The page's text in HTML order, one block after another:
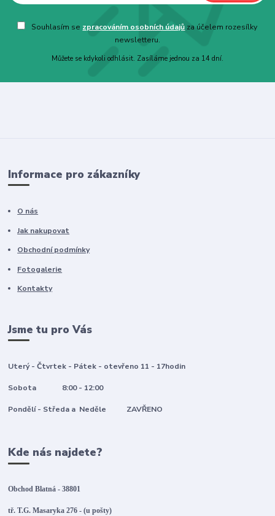
Souhlasím se zpracováním osobních údajů za účelem rozesílky
newsletteru.
Můžete se kdykoli odhlásit. Zasíláme jednou za 14 dní.
Informace pro zákazníky
O nás
Jak nakupovat
Obchodní podmínky
Fotogalerie
Kontakty
Jsme tu pro Vás
Uterý - Čtvrtek - Pátek - otevřeno 11 - 17hodin
Sobota 8:00 - 12:00
Pondělí - Středa a Neděle ZAVŘENO
Kde nás najdete?
Obchod Blatná - 38801
tř. T.G. Masaryka 276 - (u pošty)